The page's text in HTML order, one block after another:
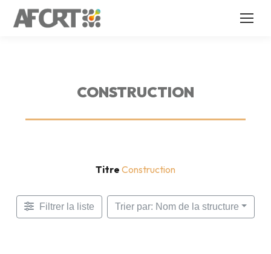
CONSTRUCTION
Titre Construction
Filtrer la liste Trier par: Nom de la structure